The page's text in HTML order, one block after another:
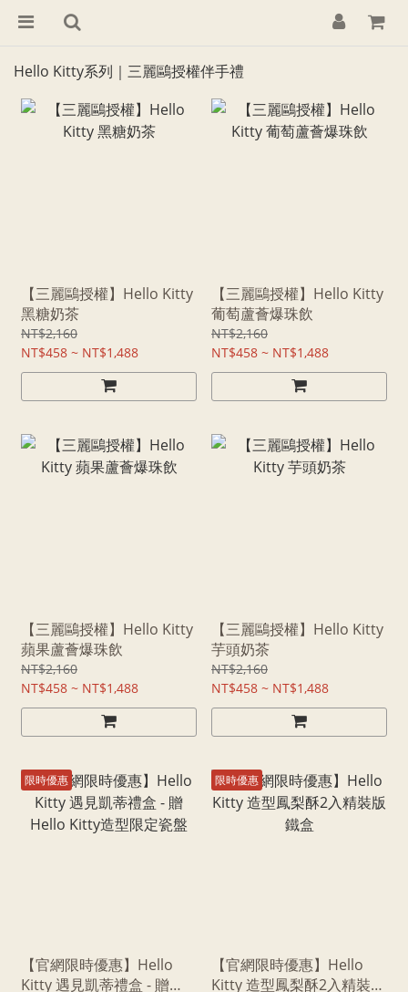
Hello Kitty系列｜三麗鷗授權伴手禮
【三麗鷗授權】Hello Kitty
黑糖奶茶
NT$2,160
NT$458 ~ NT$1,488
【三麗鷗授權】Hello Kitty
葡萄蘆薈爆珠飲
NT$2,160
NT$458 ~ NT$1,488
【三麗鷗授權】Hello Kitty
蘋果蘆薈爆珠飲
NT$2,160
NT$458 ~ NT$1,488
【三麗鷗授權】Hello Kitty
芋頭奶茶
NT$2,160
NT$458 ~ NT$1,488
限時優惠
【官網限時優惠】Hello
Kitty 遇見凱蒂禮盒 - 贈
限時優惠
【官網限時優惠】Hello
Kitty 造型鳳梨酥2入精裝版